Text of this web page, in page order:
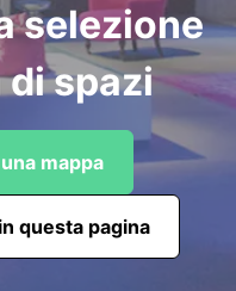
selezione
spazi
mappa
questa pagina